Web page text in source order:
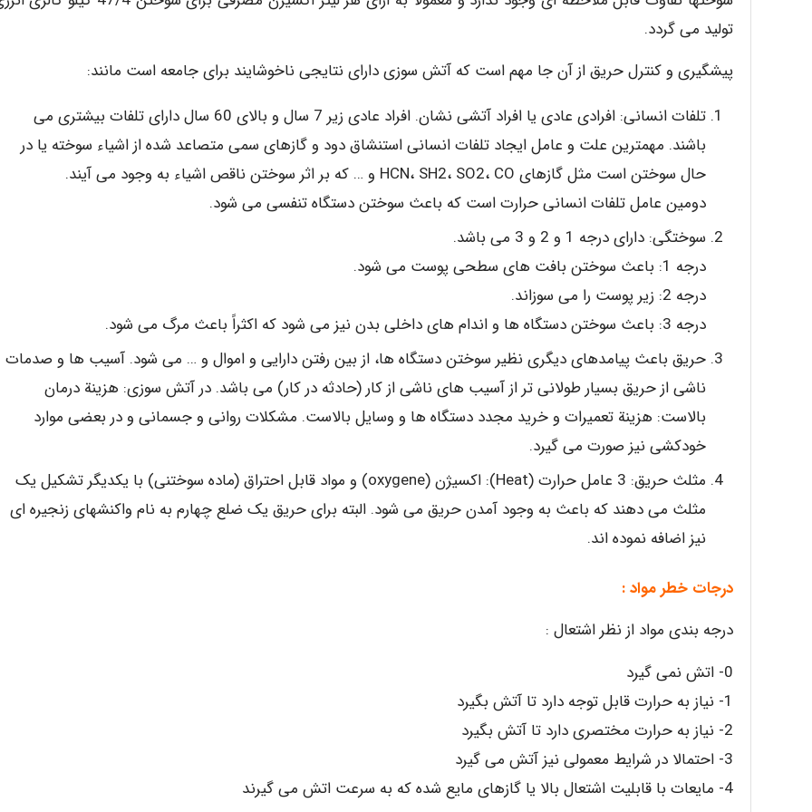
تولید می گردد.
پیشگیری و کنترل حریق از آن جا مهم است که آتش سوزی دارای نتایجی ناخوشایند برای جامعه است مانند:
تلفات انسانی: افرادی عادی یا افراد آتشی نشان. افراد عادی زیر 7 سال و بالای 60 سال دارای تلفات بیشتری می
باشند. مهمترین علت و عامل ایجاد تلفات انسانی استنشاق دود و گازهای سمی متصاعد شده از اشیاء سوخته یا در
حال سوختن است مثل گازهای HCN، SH2، SO2، CO و … که بر اثر سوختن ناقص اشیاء به وجود می آیند.
دومین عامل تلفات انسانی حرارت است که باعث سوختن دستگاه تنفسی می شود.
سوختگی: دارای درجه 1 و 2 و 3 می باشد.
درجه 1: باعث سوختن بافت های سطحی پوست می شود.
درجه 2: زیر پوست را می سوزاند.
درجه 3: باعث سوختن دستگاه ها و اندام های داخلی بدن نیز می شود که اکثراً باعث مرگ می شود.
حریق باعث پیامدهای دیگری نظیر سوختن دستگاه ها، از بین رفتن دارایی و اموال و … می شود. آسیب ها و صدمات
ناشی از حریق بسیار طولانی تر از آسیب های ناشی از کار (حادثه در کار) می باشد. در آتش سوزی: هزینة درمان
بالاست: هزینة تعمیرات و خرید مجدد دستگاه ها و وسایل بالاست. مشکلات روانی و جسمانی و در بعضی موارد
خودکشی نیز صورت می گیرد.
مثلث حریق: 3 عامل حرارت (Heat): اکسیژن (oxygene) و مواد قابل احتراق (ماده سوختنی) با یکدیگر تشکیل یک
مثلث می دهند که باعث به وجود آمدن حریق می شود. البته برای حریق یک ضلع چهارم به نام واکنشهای زنجیره ای
نیز اضافه نموده اند.
درجات خطر مواد :
درجه بندی مواد از نظر اشتعال :
0- اتش نمی گیرد
1- نیاز به حرارت قابل توجه دارد تا آتش بگیرد
2- نیاز به حرارت مختصری دارد تا آتش بگیرد
3- احتمالا در شرایط معمولی نیز آتش می گیرد
4- مایعات با قابلیت اشتعال بالا یا گازهای مایع شده که به سرعت اتش می گیرند